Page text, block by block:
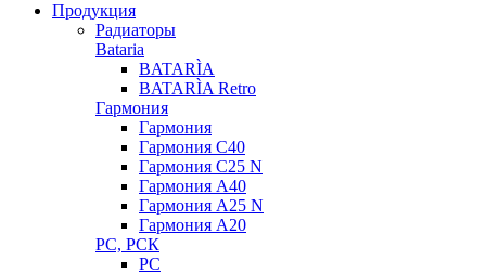
Продукция
Радиаторы
Bataria
BATARÌA
BATARÌA Retro
Гармония
Гармония
Гармония С40
Гармония С25 N
Гармония А40
Гармония А25 N
Гармония А20
РС, РСК
РС